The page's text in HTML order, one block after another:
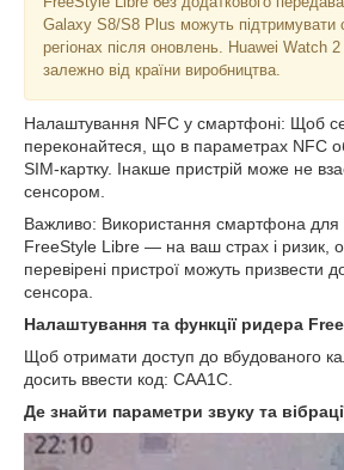
Galaxy S8/S8 Plus можуть підтримувати
регіонах після оновлень. Huawei Watch
залежно від країни виробництва.
Налаштування NFC у смартфоні: Щоб
переконайтеся, що в параметрах NFC
SIM-картку. Інакше пристрій може не
сенсором.
Важливо: Використання смартфона для
FreeStyle Libre — на ваш страх і ризик,
перевірені пристрої можуть призвести
сенсора.
Налаштування та функції ридера
Щоб отримати доступ до вбудованого
досить ввести код: CAA1C.
Де знайти параметри звуку та